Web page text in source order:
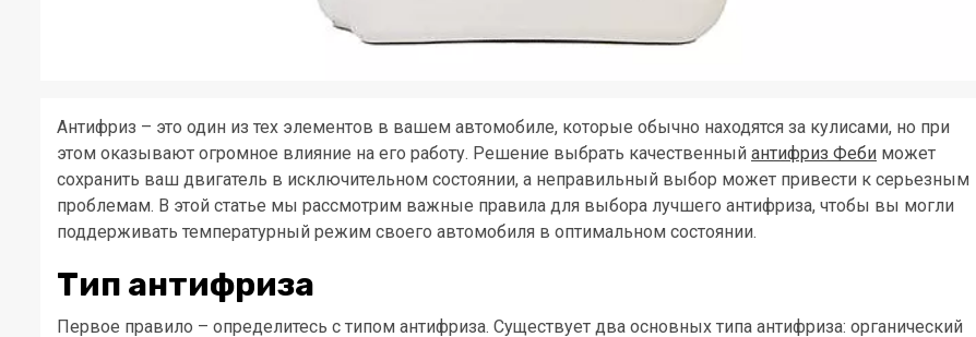
Антифриз – это один из тех элементов в вашем автомобиле, которые обычно находятся за кулисами, но при
этом оказывают огромное влияние на его работу. Решение выбрать качественный антифриз Феби может
сохранить ваш двигатель в исключительном состоянии, а неправильный выбор может привести к серьезным
проблемам. В этой статье мы рассмотрим важные правила для выбора лучшего антифриза, чтобы вы могли
поддерживать температурный режим своего автомобиля в оптимальном состоянии.
Тип антифриза
Первое правило – определитесь с типом антифриза. Существует два основных типа антифриза: органический